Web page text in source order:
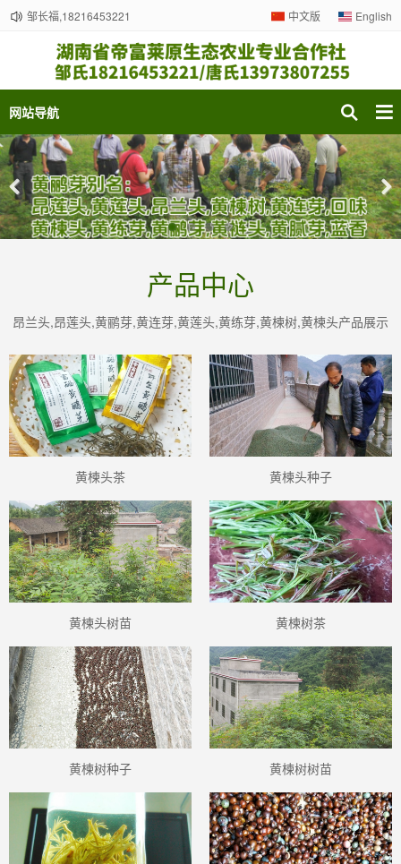
邹长福,18216453221 中文版 English
网站导航
Previous
产品中心
昂兰头,昂莲头,黄鹂芽,黄连芽,黄莲头,黄练芽,黄楝树,黄楝头产品展示
黄楝头茶 黄楝头种子
黄楝头树苗 黄楝树茶
黄楝树种子 黄楝树树苗